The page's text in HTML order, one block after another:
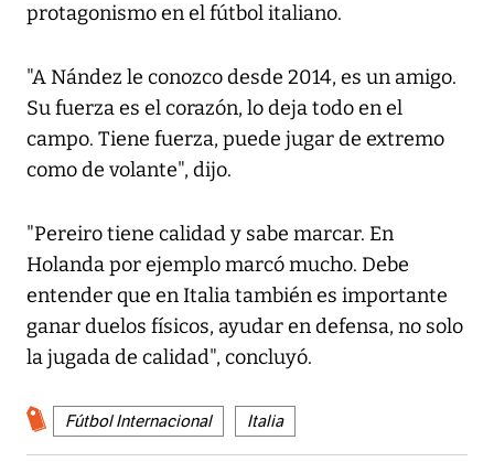
protagonismo en el fútbol italiano.
"A Nández le conozco desde 2014, es un amigo.
Su fuerza es el corazón, lo deja todo en el
campo. Tiene fuerza, puede jugar de extremo
como de volante", dijo.
"Pereiro tiene calidad y sabe marcar. En
Holanda por ejemplo marcó mucho. Debe
entender que en Italia también es importante
ganar duelos físicos, ayudar en defensa, no solo
la jugada de calidad", concluyó.
Fútbol Internacional Italia